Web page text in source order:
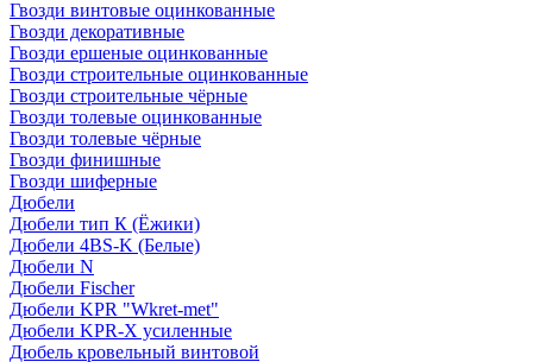
Гвозди винтовые оцинкованные
Гвозди декоративные
Гвозди ершеные оцинкованные
Гвозди строительные оцинкованные
Гвозди строительные чёрные
Гвозди толевые оцинкованные
Гвозди толевые чёрные
Гвозди финишные
Гвозди шиферные
Дюбели
Дюбели тип К (Ёжики)
Дюбели 4BS-K (Белые)
Дюбели N
Дюбели Fischer
Дюбели KPR "Wkret-met"
Дюбели KPR-Х усиленные
Дюбель кровельный винтовой